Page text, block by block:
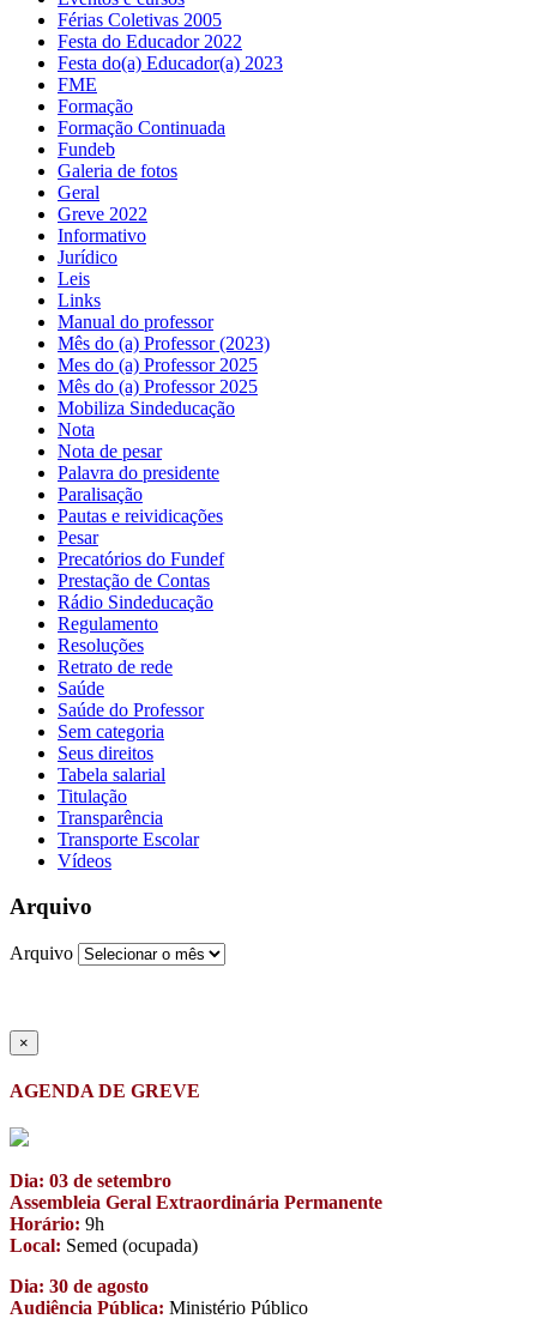
Férias Coletivas 2005
Festa do Educador 2022
Festa do(a) Educador(a) 2023
FME
Formação
Formação Continuada
Fundeb
Galeria de fotos
Geral
Greve 2022
Informativo
Jurídico
Leis
Links
Manual do professor
Mês do (a) Professor (2023)
Mes do (a) Professor 2025
Mês do (a) Professor 2025
Mobiliza Sindeducação
Nota
Nota de pesar
Palavra do presidente
Paralisação
Pautas e reividicações
Pesar
Precatórios do Fundef
Prestação de Contas
Rádio Sindeducação
Regulamento
Resoluções
Retrato de rede
Saúde
Saúde do Professor
Sem categoria
Seus direitos
Tabela salarial
Titulação
Transparência
Transporte Escolar
Vídeos
Arquivo
Arquivo
×
AGENDA DE GREVE
Dia: 03 de setembro
Assembleia Geral Extraordinária Permanente
Horário: 9h
Local: Semed (ocupada)
Dia: 30 de agosto
Audiência Pública: Ministério Público